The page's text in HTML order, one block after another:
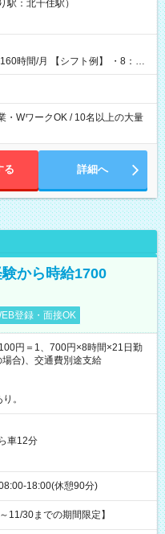
駅：北千住駅）
ト例】 ・8：00
・WワークOK / 10名以上の大量
る 詳細へ
から時給1700
登録・面接OK
円＝1、700円×8時間×21日勤
合)、交通費別途支給
。
車12分
18:00(休憩90分)
11/30までの期間限定】